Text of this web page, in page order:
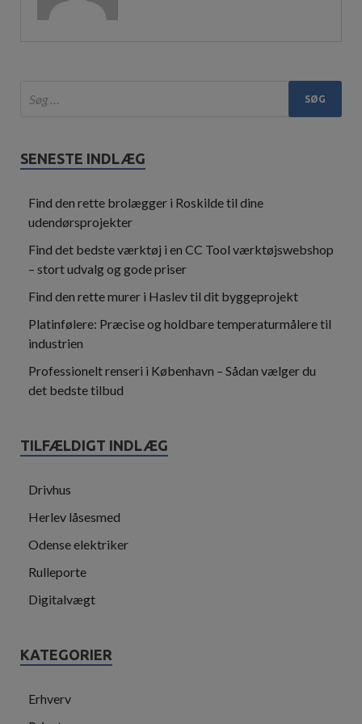
SENESTE INDLÆG
Find den rette brolægger i Roskilde til dine
udendørsprojekter
Find det bedste værktøj i en CC Tool værktøjswebshop
– stort udvalg og gode priser
Find den rette murer i Haslev til dit byggeprojekt
Platinfølere: Præcise og holdbare temperaturmålere til
industrien
Professionelt renseri i København – Sådan vælger du
det bedste tilbud
TILFÆLDIGT INDLÆG
Drivhus
Herlev låsesmed
Odense elektriker
Rulleporte
Digitalvægt
KATEGORIER
Erhverv